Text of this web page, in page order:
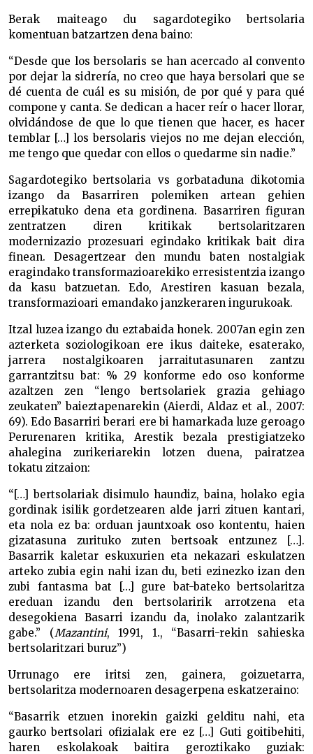
Berak maiteago du sagardotegiko bertsolaria
komentuan batzartzen dena baino:
“Desde que los bersolaris se han acercado al convento
por dejar la sidrería, no creo que haya bersolari que se
dé cuenta de cuál es su misión, de por qué y para qué
compone y canta. Se dedican a hacer reír o hacer llorar,
olvidándose de que lo que tienen que hacer, es hacer
temblar […] los bersolaris viejos no me dejan elección,
me tengo que quedar con ellos o quedarme sin nadie.”
Sagardotegiko bertsolaria vs gorbataduna dikotomia
izango da Basarriren polemiken artean gehien
errepikatuko dena eta gordinena. Basarriren figuran
zentratzen diren kritikak bertsolaritzaren
modernizazio prozesuari egindako kritikak bait dira
finean. Desagertzear den mundu baten nostalgiak
eragindako transformazioarekiko erresistentzia izango
da kasu batzuetan. Edo, Arestiren kasuan bezala,
transformazioari emandako janzkeraren ingurukoak.
Itzal luzea izango du eztabaida honek. 2007an egin zen
azterketa soziologikoan ere ikus daiteke, esaterako,
jarrera nostalgikoaren jarraitutasunaren zantzu
garrantzitsu bat: % 29 konforme edo oso konforme
azaltzen zen “lengo bertsolariek grazia gehiago
zeukaten” baieztapenarekin (Aierdi, Aldaz et al., 2007:
69). Edo Basarriri berari ere bi hamarkada luze geroago
Perurenaren kritika, Arestik bezala prestigiatzeko
ahalegina zurikeriarekin lotzen duena, pairatzea
tokatu zitzaion:
“[…] bertsolariak disimulo haundiz, baina, holako egia
gordinak isilik gordetzearen alde jarri zituen kantari,
eta nola ez ba: orduan jauntxoak oso kontentu, haien
gizatasuna zurituko zuten bertsoak entzunez […].
Basarrik kaletar eskuxurien eta nekazari eskulatzen
arteko zubia egin nahi izan du, beti ezinezko izan den
zubi fantasma bat […] gure bat-bateko bertsolaritza
ereduan izandu den bertsolaririk arrotzena eta
desegokiena Basarri izandu da, inolako zalantzarik
gabe.” (Mazantini, 1991, 1., “Basarri-rekin sahieska
bertsolaritzari buruz”)
Urrunago ere iritsi zen, gainera, goizuetarra,
bertsolaritza modernoaren desagerpena eskatzeraino:
“Basarrik etzuen inorekin gaizki gelditu nahi, eta
gaurko bertsolari ofizialak ere ez […] Guti goitibehiti,
haren eskolakoak baitira geroztikako guziak: